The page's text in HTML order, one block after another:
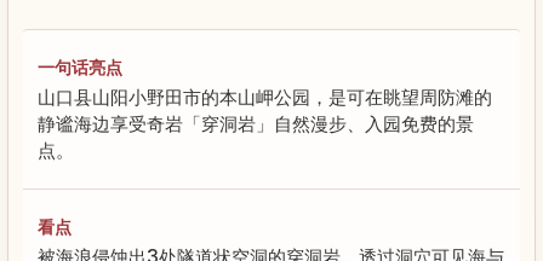
一句话亮点
山口县山阳小野田市的本山岬公园，是可在眺望周防滩的
静谧海边享受奇岩「穿洞岩」自然漫步、入园免费的景
点。
看点